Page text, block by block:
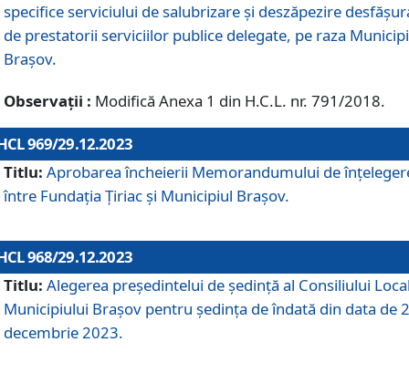
specifice serviciului de salubrizare și deszăpezire
de prestatorii serviciilor publice delegate, pe raza
Brașov.
Observații : Modifică Anexa 1 din H.C.L. nr. 791/2018.
969/29.12.2023
Titlu: Aprobarea încheierii Memorandumului de
între Fundația Țiriac și Municipiul Brașov.
968/29.12.2023
Titlu: Alegerea preşedintelui de şedinţă al Consiliului
Municipiului Braşov pentru ședința de îndată din data de
decembrie 2023.